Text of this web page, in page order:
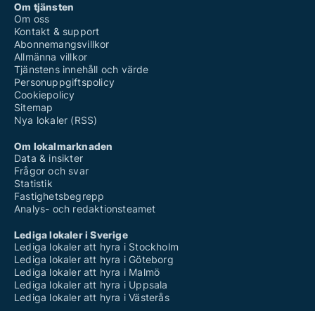
Om tjänsten
Om oss
Kontakt & support
Abonnemangsvillkor
Allmänna villkor
Tjänstens innehåll och värde
Personuppgiftspolicy
Cookiepolicy
Sitemap
Nya lokaler (RSS)
Om lokalmarknaden
Data & insikter
Frågor och svar
Statistik
Fastighetsbegrepp
Analys- och redaktionsteamet
Lediga lokaler i Sverige
Lediga lokaler att hyra i Stockholm
Lediga lokaler att hyra i Göteborg
Lediga lokaler att hyra i Malmö
Lediga lokaler att hyra i Uppsala
Lediga lokaler att hyra i Västerås